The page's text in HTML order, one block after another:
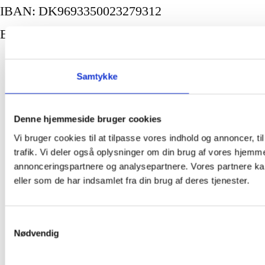
Samtykke
Denne hjemmeside bruger cookies
Vi bruger cookies til at tilpasse vores indhold og annoncer,
trafik. Vi deler også oplysninger om din brug af vores
annonceringspartnere og analysepartnere. Vores partnere
eller som de har indsamlet fra din brug af deres tjenester.
Nødvendig
IBAN: DK9693350023279312
BIC/SWIFT: KRONDK22